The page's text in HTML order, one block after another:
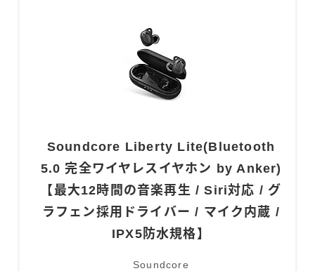
Soundcore Liberty Lite(Bluetooth
5.0 完全ワイヤレスイヤホン by Anker)
【最大12時間の音楽再生 / Siri対応 / グ
ラフェン採用ドライバー / マイク内蔵 /
IPX5防水規格】
Soundcore